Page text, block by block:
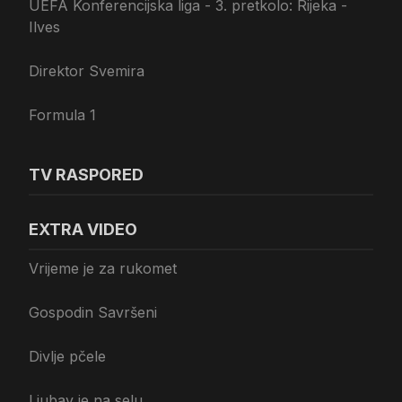
UEFA Konferencijska liga - 3. pretkolo: Rijeka -
Ilves
Direktor Svemira
Formula 1
TV RASPORED
EXTRA VIDEO
Vrijeme je za rukomet
Gospodin Savršeni
Divlje pčele